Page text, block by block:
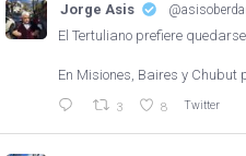
Jorge Asis
El Tertuliano prefiere
En Misiones, Baires y Chubut
3 8 Twitter